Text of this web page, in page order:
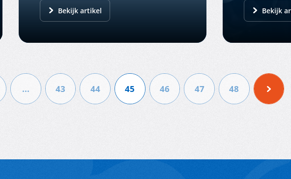
Bekijk artikel Bekijk
... 43 44 45 46 47 48